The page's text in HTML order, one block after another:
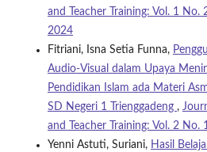
and Teacher Training: Vol. 1 No.
2024
Fitriani, Isna Setia Funna,
Audio-Visual dalam Upaya
Pendidikan Islam ada Materi
SD Negeri 1 Trienggadeng ,
and Teacher Training: Vol. 2 No.
Yenni Astuti, Suriani, Hasil